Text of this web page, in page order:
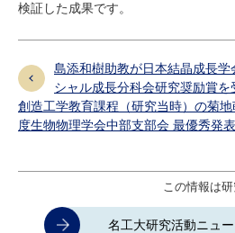
検証した成果です。
島添和樹助教が日本結晶成長
シャル成長分科会研究奨励賞を
創造工学教育課程（研究当時）の菊
度生物物理学会中部支部会 最優秀発
この情報は
名工大研究活動ニュ